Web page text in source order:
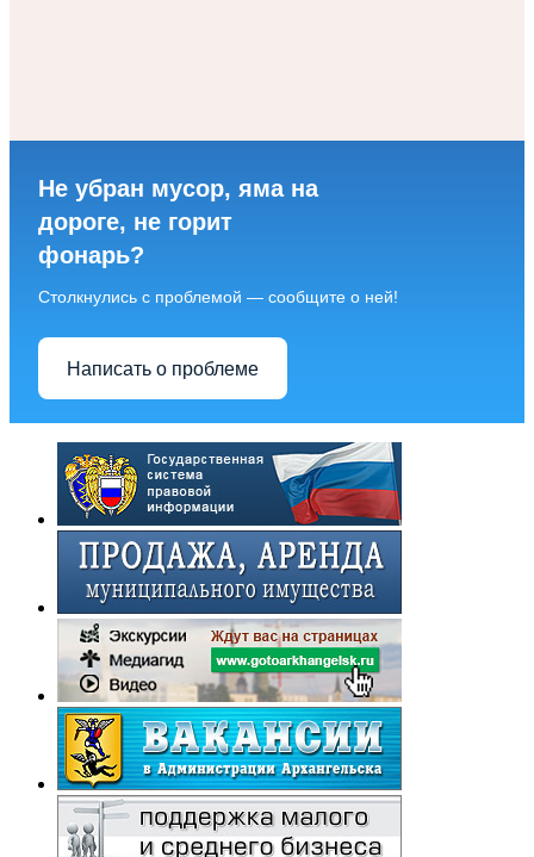
Не убран мусор, яма на
дороге, не горит
фонарь?
Столкнулись с проблемой — сообщите о ней!
Написать о проблеме